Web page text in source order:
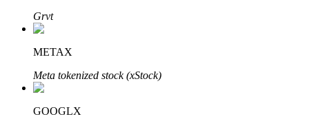
借貸寶
借貸數字貨幣，及時且安全的服務
Grvt
METAX
Meta tokenized stock (xStock)
GOOGLX